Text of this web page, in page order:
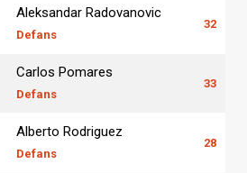
Aleksandar Radovanovic
Defans
32
Carlos Pomares
Defans
33
Alberto Rodriguez
Defans
28